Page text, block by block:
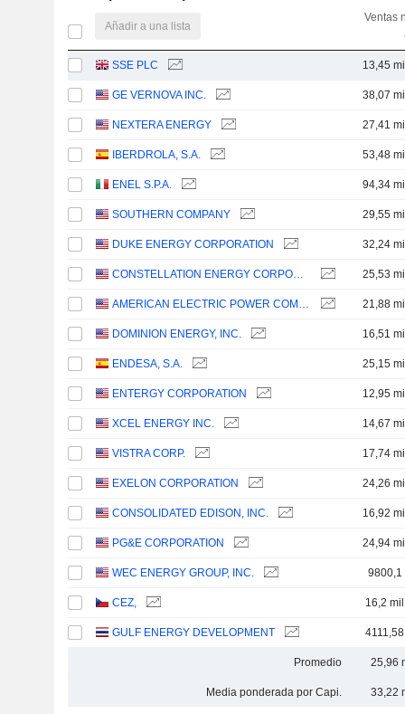
Añadir a una lista
Ventas
SSE PLC 13,45
GE VERNOVA INC. 38,07
NEXTERA ENERGY 27,41
IBERDROLA, S.A. 53,48
ENEL S.P.A. 94,34
SOUTHERN COMPANY 29,55
DUKE ENERGY CORPORATION 32,24
CONSTELLATION ENERGY CORPORATION 25,53
AMERICAN ELECTRIC POWER COMPANY, INC. 21,88
DOMINION ENERGY, INC. 16,51
ENDESA, S.A. 25,15
ENTERGY CORPORATION 12,95
XCEL ENERGY INC. 14,67
VISTRA CORP. 17,74
EXELON CORPORATION 24,26
CONSOLIDATED EDISON, INC. 16,92
PG&E CORPORATION 24,94
WEC ENERGY GROUP, INC. 9800,1
CEZ, 16,2 mil
GULF ENERGY DEVELOPMENT 4111,58
Promedio 25,96
Media ponderada por Capi. 33,22